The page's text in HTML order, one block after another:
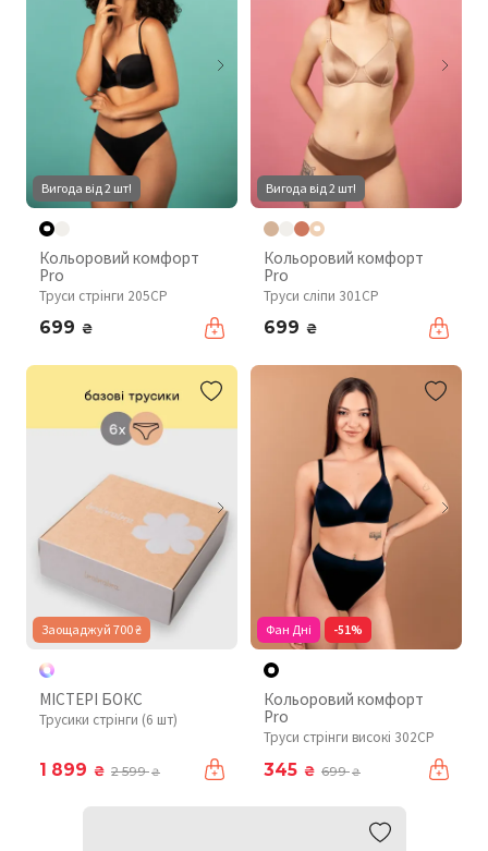
Вигода від 2 шт!
Кольоровий комфорт
Pro
Труси стрінги 205CP
699 ₴
Вигода від 2 шт!
Кольоровий комфорт
Pro
Труси сліпи 301CP
699 ₴
Заощаджуй 700 ₴
МІСТЕРІ БОКС
Трусики стрінги (6 шт)
1 899 ₴ 2 599₴
Фан Дні -51%
Кольоровий комфорт
Pro
Труси стрінги високі 302CP
345 ₴ 699₴